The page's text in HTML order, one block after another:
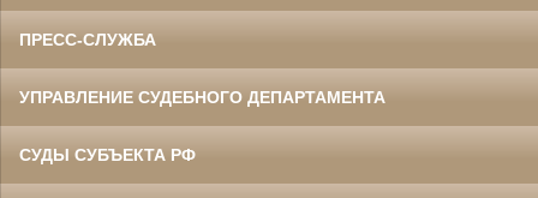
ПРЕСС-СЛУЖБА
УПРАВЛЕНИЕ СУДЕБНОГО ДЕПАРТАМЕНТА
СУДЫ СУБЪЕКТА РФ